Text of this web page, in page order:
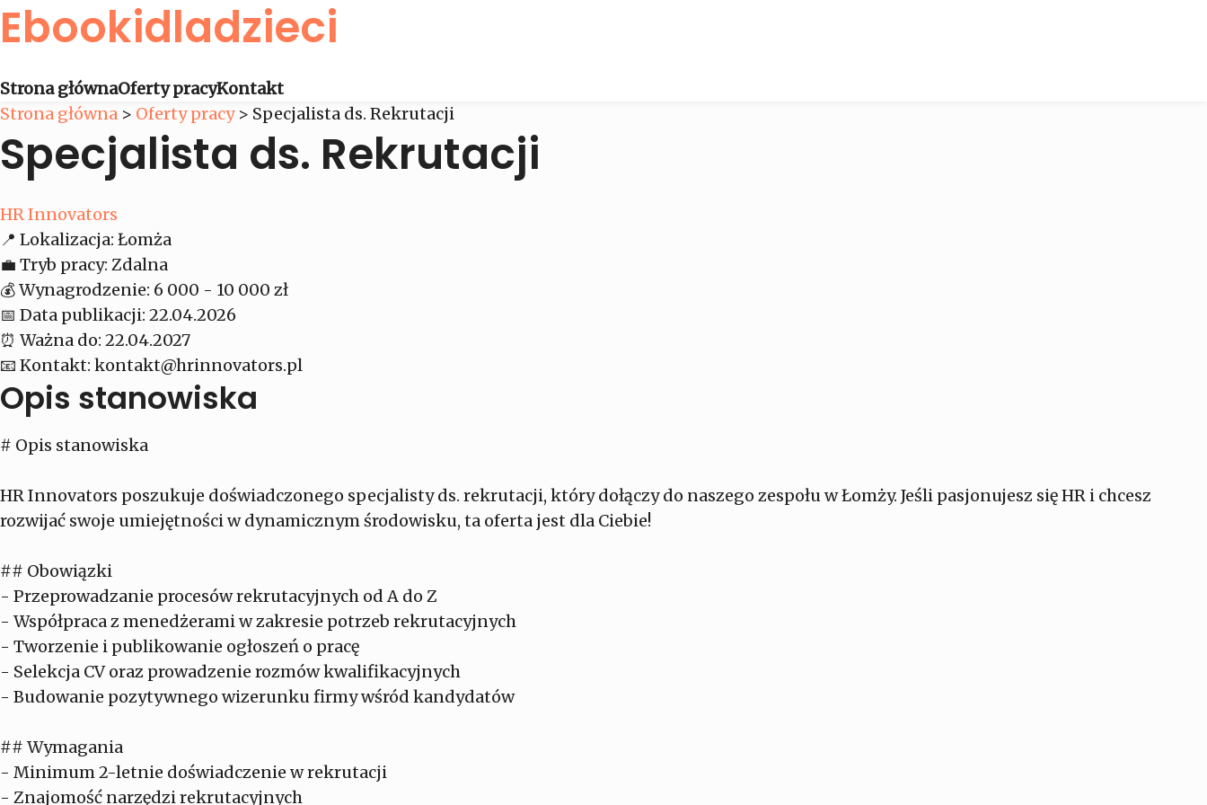
Ebookidladzieci
Strona głównaOferty pracyKontakt
Strona główna > Oferty pracy> Specjalista ds. Rekrutacji
Specjalista ds. Rekrutacji
HR Innovators
📍 Lokalizacja: Łomża
💼 Tryb pracy: Zdalna
💰Wynagrodzenie: 6 000 - 10 000 zł
📅 Data publikacji: 22.04.2026
⏰ Ważna do: 22.04.2027
📧 Kontakt: kontakt@hrinnovators.pl
Opis stanowiska
# Opis stanowiska
HR Innovators poszukuje doświadczonego specjalisty ds. rekrutacji, który dołączy do naszego zespołu w Łomży. Jeśli pasjonujesz się HR i chcesz
rozwijać swoje umiejętności w dynamicznym środowisku, ta oferta jest dla Ciebie!
## Obowiązki
- Przeprowadzanie procesów rekrutacyjnych od A do Z
- Współpraca z menedżerami w zakresie potrzeb rekrutacyjnych
- Tworzenie i publikowanie ogłoszeń o pracę
- Selekcja CV oraz prowadzenie rozmów kwalifikacyjnych
- Budowanie pozytywnego wizerunku firmy wśród kandydatów
## Wymagania
- Minimum 2-letnie doświadczenie w rekrutacji
- Znajomość narzędzi rekrutacyjnych